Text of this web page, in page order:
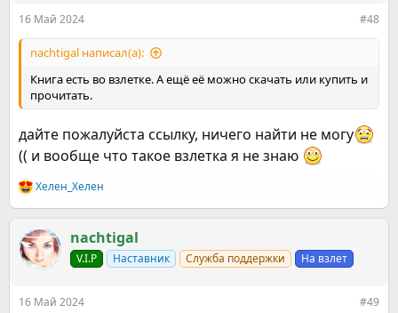
16 Май 2024 #48
nachtigal написал(а):
Книга есть во взлетке. А ещё её можно скачать или купить и
прочитать.
дайте пожалуйста ссылку, ничего найти не могу
(( и вообще что такое взлетка я не знаю
Р
е
к
ц
и
Хелен_Хелен
nachtigal
V.I.P Наставник Служба поддержки На взлет
16 Май 2024 #49